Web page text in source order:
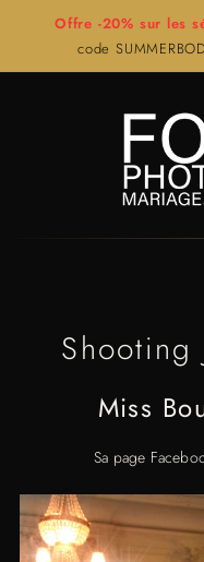
Offre -20% sur les
code
Shooting
Miss
Sa page